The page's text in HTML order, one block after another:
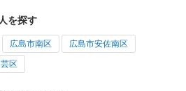
を探す
広島市南区 広島市安佐南区
区